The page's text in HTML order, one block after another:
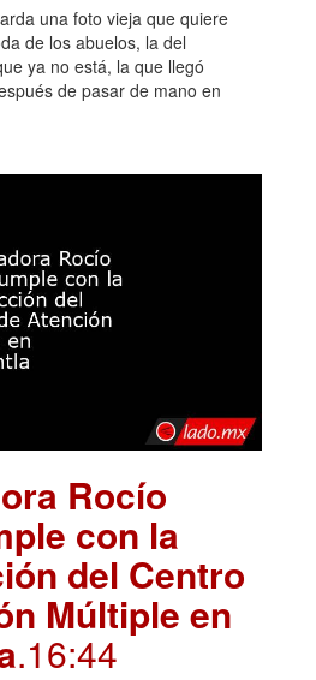
una foto vieja que quiere
de los abuelos, la del
ya no está, la que llegó
de pasar de mano en
Rocío
con la
del Centro
Múltiple en
.16:44